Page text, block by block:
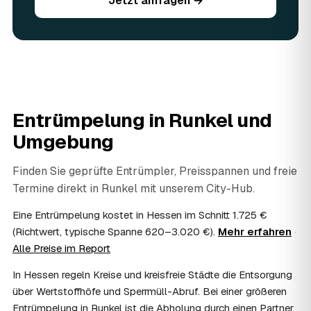
Sie vorhandene Wertsachen einfach in der Anfrage an.
AWL Zentrum vermittelt nur die Entrümpler und ersetzt
keine Steuerberatung — die konkrete Anrechnung klären
Sie mit Ihrem Finanzamt oder Steuerberater.
Kosten?
Im Einzelfall ist das möglich — etwa bei einer
Wohnungsauflösung im Rahmen von Sozialhilfe oder
einem vom Amt veranlassten Umzug. Wichtig: Den Antrag
stellen Sie vor Auftragserteilung beim zuständigen Amt
und holen die Kostenübernahme schriftlich ein. AWL
über die Kostenübernahme.
08 Bekomme ich einen Entsorgungsnachweis?
Entrümpelung in Runkelund
Umgebung
Finden Sie geprüfte Entrümpler, Preisspannen und freie
Termine direkt in Runkel mit unserem City-Hub.
Eine Entrümpelung kostet in Hessen im Schnitt 1.725 €
(Richtwert, typische Spanne 620–3.020 €). Mehr erfahren ·
Alle Preise im Report
In Hessen regeln Kreise und kreisfreie Städte die Entsorgung
über Wertstoffhöfe und Sperrmüll-Abruf. Bei einer größeren
Entrümpelung in Runkel ist die Abholung durch einen Partner